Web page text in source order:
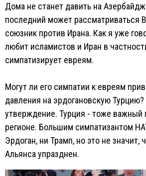
Дома не станет давить на
последний может рассматриваться
союзник против Ирана. Как я уже
любит исламистов и Иран в
симпатизирует евреям.
Могут ли его симпатии к евреям
давления на эрдогановскую
утверждение. Турция - тоже важный
регионе. Большим симпатизантом
Эрдоган, ни Трамп, но это не значит,
Альянса упразднен.